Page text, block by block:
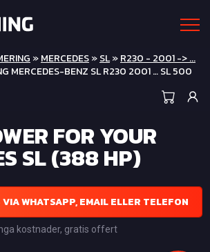
»MERCEDES»SL»R230 - 2001 -> ...
MERCEDES-BENZ SL R230 2001 … SL 500
FOR YOUR
SL (388 HP)
WHATSAPP, EMAIL ELLER TELEFON
kostnader, gratis offert